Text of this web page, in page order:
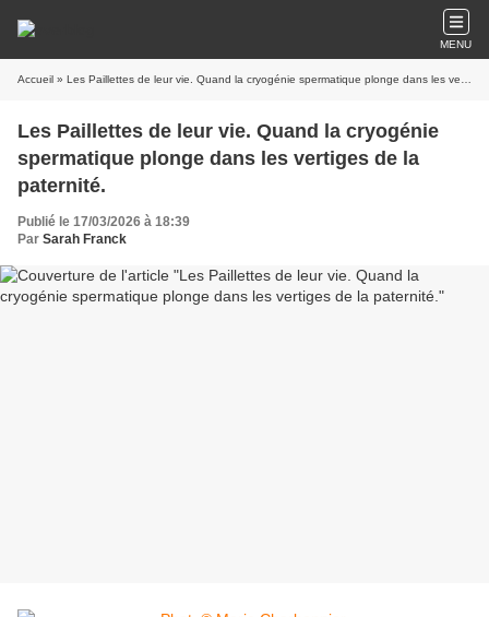
MENU
Accueil » Les Paillettes de leur vie. Quand la cryogénie spermatique plonge dans les vertiges de la paternité.
Les Paillettes de leur vie. Quand la cryogénie
spermatique plonge dans les vertiges de la
paternité.
Publié le 17/03/2026 à 18:39
Par Sarah Franck